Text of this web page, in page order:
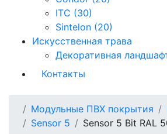
ITC (30)
Sintelon (20)
Искусственная трава
Декоративная
Контакты
Модульные ПВХ покрытия
Sensor 5
Sensor 5 Bit RAL